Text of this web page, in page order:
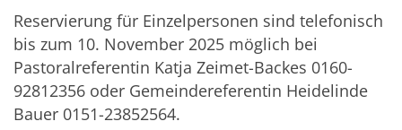
Reservierung für Einzelpersonen sind telefonisch
bis zum 10. November 2025 möglich bei
Pastoralreferentin Katja Zeimet-Backes 0160-
92812356 oder Gemeindereferentin Heidelinde
Bauer 0151-23852564.